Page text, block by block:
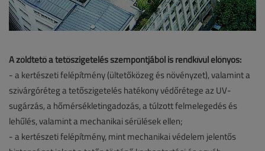
A zöldtető a tetőszigetelés szempontjából is rendkívül előnyös:
- a kertészeti felépítmény (ültetőközeg és növényzet), valamint a
szivárgóréteg a tetőszigetelés hatékony védőrétege az UV-
sugárzás, a hőmérsékletingadozás, a túlzott felmelegedés és
lehűlés, valamint a mechanikai sérülések ellen;
- a kertészeti felépítmény, mint mechanikai védelem jelentős